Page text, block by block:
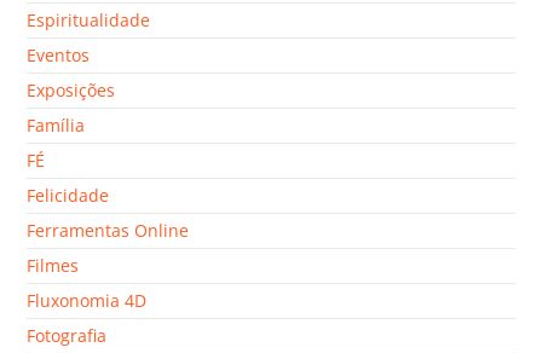
Espiritualidade
Eventos
Exposições
Família
FÉ
Felicidade
Ferramentas Online
Filmes
Fluxonomia 4D
Fotografia